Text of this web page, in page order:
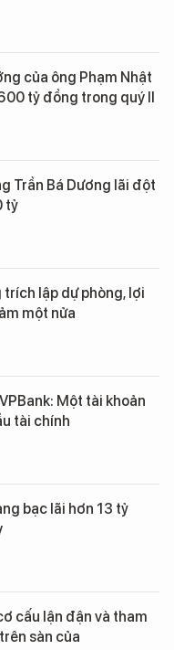
của ông Phạm Nhật
tỷ đồng trong quý II
Trần Bá Dương lãi đột
tỷ
trích lập dự phòng, lợi
một nửa
Một tài khoản
tài chính
bạc lãi hơn 13 tỷ
cấu lận đận và tham
sàn của